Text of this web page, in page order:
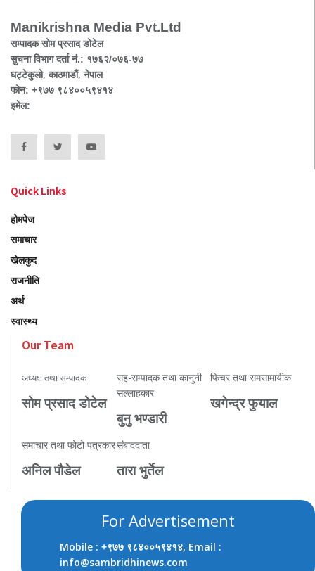
Manikrishna Media Pvt.Ltd
सम्पादक सोम प्रसाद डोटेल
सुचना विभाग दर्ता नं.: १७६२/०७६-७७
घट्टेकुलो, काठमाडौं, नेपाल
फोन: +९७७ ९८४००५९४१४
इमेल:
Quick Links
होमपेज
समाचार
खेलकुद
राजनीति
अर्थ
स्वास्थ्य
Our Team
अध्यक्ष तथा सम्पादक
सोम प्रसाद डोटेल
सह-सम्पादक तथा कानुनी
सल्लाहकार
बुनु भण्डारी
फिचर तथा समसामायीक
खगेन्द्र फुयाल
समाचार तथा फोटो पत्रकार
अनिल पौडेल
संबाददाता
तारा भुर्तेल
For Advertisement
Mobile : +९७७ ९८४००५९४१४, Email :
info@sambridhinews.com